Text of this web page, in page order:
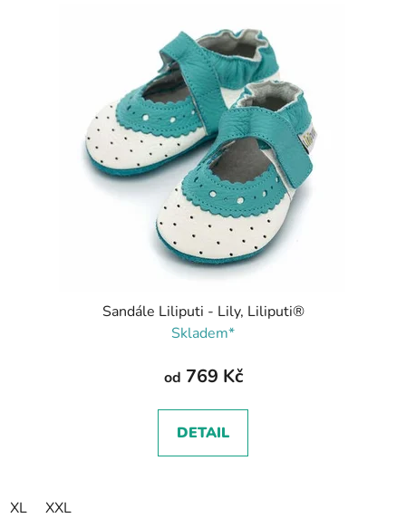
Sandále Liliputi - Lily, Liliputi®
Skladem*
od 769 Kč
DETAIL
XL XXL